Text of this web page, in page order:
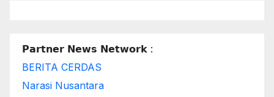
𝗣𝗮𝗿𝘁𝗻𝗲𝗿 𝗡𝗲𝘄𝘀 𝗡𝗲𝘁𝘄𝗼𝗿𝗸 :
BERITA CERDAS
Narasi Nusantara